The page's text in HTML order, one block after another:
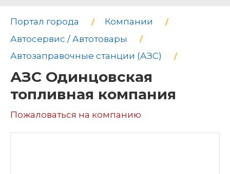
Портал города
Компании
Автосервис / Автотовары
Автозаправочные станции (АЗС)
АЗС Одинцовская
топливная компания
Пожаловаться на компанию